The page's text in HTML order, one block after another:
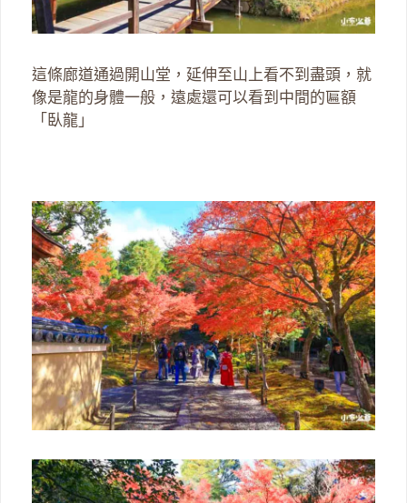
這條廊道通過開山堂，延伸至山上看不到盡頭，就
像是龍的身體一般，遠處還可以看到中間的匾額
「臥龍」